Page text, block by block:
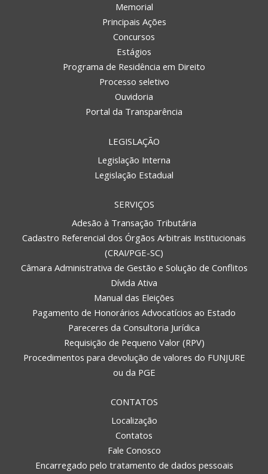
Memorial
Principais Ações
Concursos
Estágios
Programa de Residência em Direito
Processo seletivo
Ouvidoria
Portal da Transparência
LEGISLAÇÃO
Legislação Interna
Legislação Estadual
SERVIÇOS
Adesão à Transação Tributária
Cadastro Referencial dos Órgãos Arbitrais Institucionais
(CRAI/PGE-SC)
Câmara Administrativa de Gestão e Solução de Conflitos
Dívida Ativa
Manual das Eleições
Pagamento de Honorários Advocatícios ao Estado
Pareceres da Consultoria Jurídica
Requisição de Pequeno Valor (RPV)
Procedimentos para devolução de valores do FUNJURE
ou da PGE
CONTATOS
Localização
Contatos
Fale Conosco
Encarregado pelo tratamento de dados pessoais